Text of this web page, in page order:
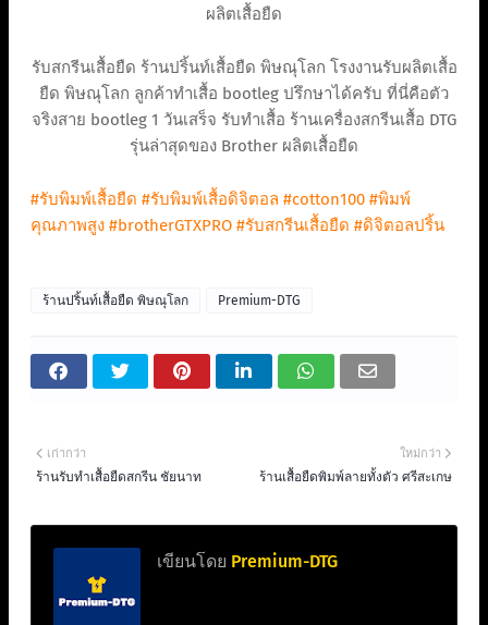
ผลิตเสื้อยืด
รับสกรีนเสื้อยืด ร้านปริ้นท์เสื้อยืด พิษณุโลก โรงงานรับผลิตเสื้อ
ยืด พิษณุโลก ลูกค้าทำเสื้อ bootleg ปรึกษาได้ครับ ที่นี่คือตัว
จริงสาย bootleg 1 วันเสร็จ รับทำเสื้อ ร้านเครื่องสกรีนเสื้อ DTG
รุ่นล่าสุดของ Brother ผลิตเสื้อยืด
#รับพิมพ์เสื้อยืด #รับพิมพ์เสื้อดิจิตอล #cotton100 #พิมพ์
คุณภาพสูง #brotherGTXPRO #รับสกรีนเสื้อยืด #ดิจิตอลปริ้น
ร้านปริ้นท์เสื้อยืด พิษณุโลก Premium-DTG
ใหม่กว่า
ร้านเสื้อยืดพิมพ์ลายทั้งตัว ศรีสะเกษ
เก่ากว่า
ร้านรับทําเสื้อยืดสกรีน ชัยนาท
เขียนโดย Premium-DTG